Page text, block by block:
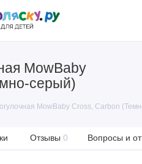
MowBaby
серый)
MowBaby Cross, Carbon
Отзывы 0 Вопросы и